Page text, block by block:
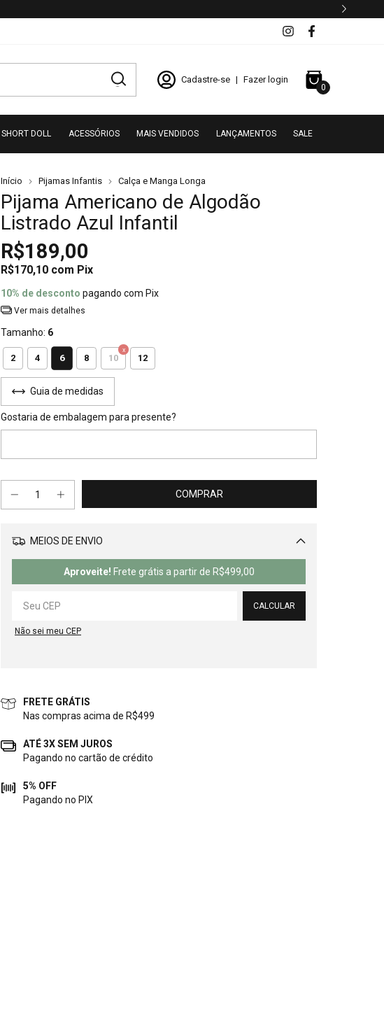
Cadastre-se | Fazer login
0
SHORT DOLL ACESSÓRIOS MAIS VENDIDOS LANÇAMENTOS SALE
Início Pijamas Infantis Calça e Manga Longa
Pijama Americano de Algodão
Listrado Azul Infantil
R$189,00
R$170,10 com Pix
10% de desconto pagando com Pix
Ver mais detalhes
Tamanho: 6
2 4 6 8 10 12
Guia de medidas
Gostaria de embalagem para presente?
MEIOS DE ENVIO
Aproveite! Frete grátis a partir de R$499,00
CALCULAR
Não sei meu CEP
FRETE GRÁTIS
Nas compras acima de R$499
ATÉ 3X SEM JUROS
Pagando no cartão de crédito
5% OFF
Pagando no PIX